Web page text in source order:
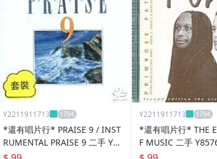
Y2211911713
*還有唱片行* PRAISE 9 / INST
RUMENTAL PRAISE 9 二手 Y65
42
Y2211911713
*還有唱片行* THE
F MUSIC 二手